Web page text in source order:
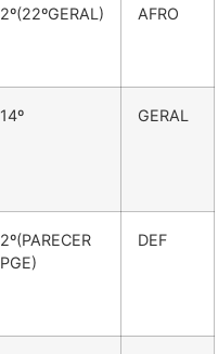
2º(22ºGERAL) AFRO
14º GERAL
2º(PARECER
PGE)
DEF